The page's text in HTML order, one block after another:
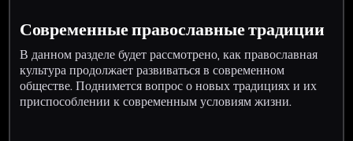
Современные православные традиции
В данном разделе будет рассмотрено, как православная
культура продолжает развиваться в современном
обществе. Поднимется вопрос о новых традициях и их
приспособлении к современным условиям жизни.